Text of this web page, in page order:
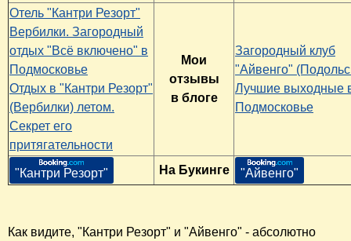
Отель "Кантри Резорт"
Вербилки. Загородный
отдых "Всё включено" в
Подмосковье
Отдых в "Кантри Резорт"
(Вербилки) летом.
Секрет его
притягательности
Мои
отзывы
в блоге
Загородный клуб
"Айвенго"
Лучшие выходные
Подмосковье
"Кантри Резорт" На Букинге "Айвенго"
Как видите, "Кантри Резорт" и "Айвенго" - абсолютно